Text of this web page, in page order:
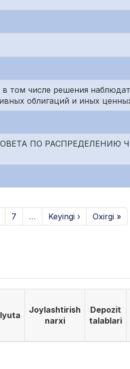
том числе решения
облигаций и иных
ПО РАСПРЕДЕЛЕНИЮ
7 … Keyingi › Oxirgi »
Joylashtirish
narxi
Depozit
talablari